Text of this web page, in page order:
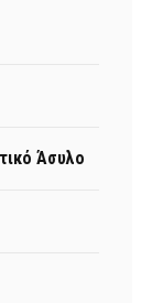
Άσυλο